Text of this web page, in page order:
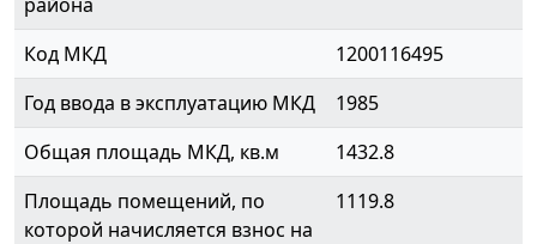
Код МКД
1200116495
Год ввода в эксплуатацию МКД
1985
Общая площадь МКД, кв.м
1432.8
Площадь помещений, по
которой начисляется взнос на
1119.8